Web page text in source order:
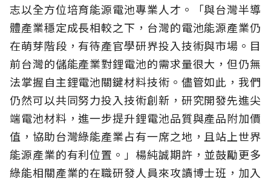
志以全方位培育能源電池專業人才。「與台灣半導
體產業穩定成長相較之下，台灣的電池能源產業仍
在萌芽階段，有待產官學研界投入技術與市場。目
前台灣的儲能產業對鋰電池的需求量很大，但仍無
法掌握自主鋰電池關鍵材料技術。儘管如此，我們
仍然可以共同努力投入技術創新，研究開發先進尖
端電池材料，進一步提升鋰電池品質與產品附加價
值，協助台灣綠能產業占有一席之地，且站上世界
能源產業的有利位置。」楊純誠期許，並鼓勵更多
綠能相關產業的在職研發人員來攻讀博士班，加入